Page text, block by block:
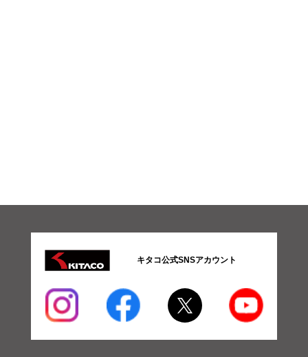
キタコ公式SNSアカウント